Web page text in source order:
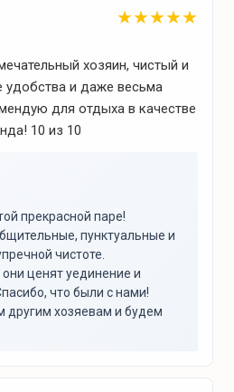
«СИЛИЧИ»
★★★★★
хозяин, чистый и
удобства и даже весьма
для отдыха в качестве
10 из 10
прекрасной паре!
пунктуальные и
чистоте.
ценят уединение и
что были с нами!
другим хозяевам и будем